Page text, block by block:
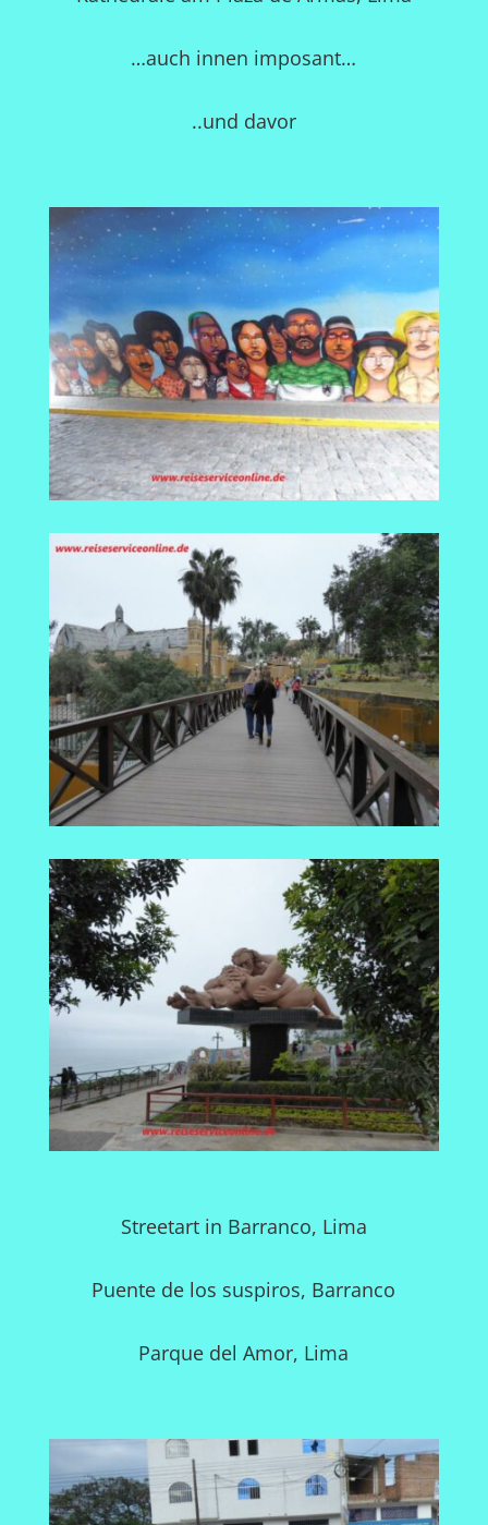
…auch innen imposant…
..und davor
Streetart in Barranco, Lima
Puente de los suspiros, Barranco
Parque del Amor, Lima